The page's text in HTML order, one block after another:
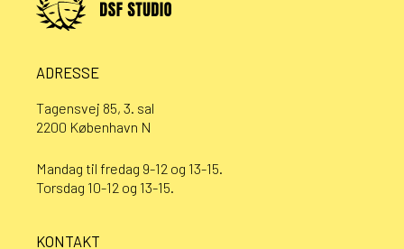
ADRESSE
Tagensvej 85, 3. sal
2200 København N
Mandag til fredag 9-12 og 13-15.
Torsdag 10-12 og 13-15.
KONTAKT